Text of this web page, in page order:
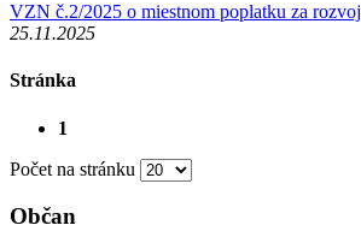
VZN č.2/2025 o miestnom poplatku za rozvoj
25.11.2025
Stránka
1
Počet na stránku
Občan